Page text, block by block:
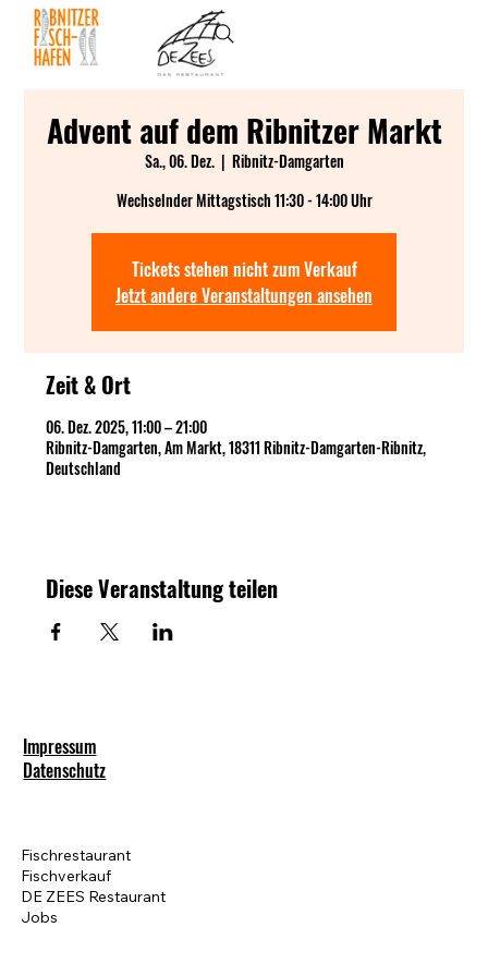
Advent auf dem Ribnitzer Markt
Sa., 06. Dez.
  |
Ribnitz-Damgarten
Wechselnder Mittagstisch 11:30 - 14:00 Uhr
Tickets stehen nicht zum Verkauf
Jetzt andere Veranstaltungen ansehen
Zeit & Ort
06. Dez. 2025, 11:00 – 21:00
Ribnitz-Damgarten, Am Markt, 18311 Ribnitz-Damgarten-Ribnitz,
Deutschland
Diese Veranstaltung teilen
Impressum
Datenschutz
Fischrestaurant
Fischverkauf
DE ZEES Restaurant
Jobs